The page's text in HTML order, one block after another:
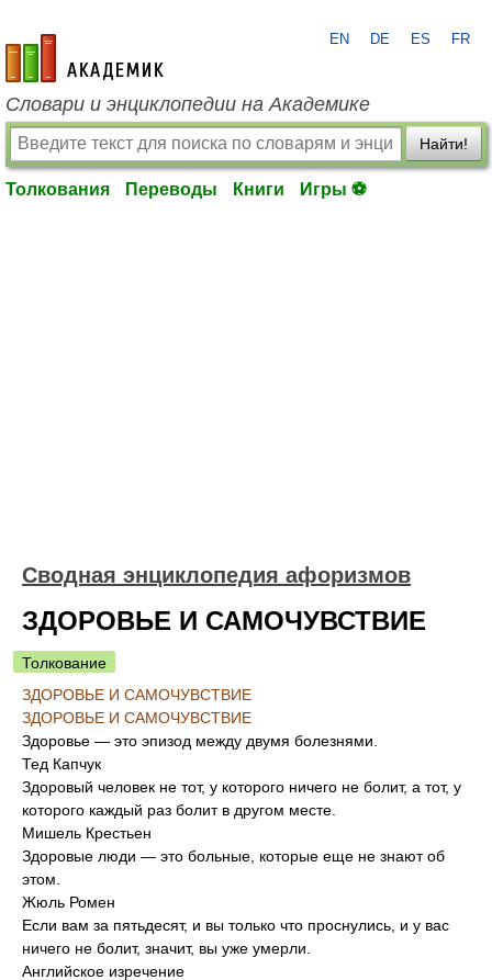
academic.ru
EN DE ES FR
Словари и энциклопедии на Академике
Найти!
Толкования Переводы Книги Игры ⚽
Сводная энциклопедия афоризмов
ЗДОРОВЬЕ И САМОЧУВСТВИЕ
Толкование
ЗДОРОВЬЕ И САМОЧУВСТВИЕ
ЗДОРОВЬЕ И САМОЧУВСТВИЕ
Здоровье — это эпизод между двумя болезнями.
Тед Капчук
Здоровый человек не тот, у которого ничего не болит, а тот, у
которого каждый раз болит в другом месте.
Мишель Крестьен
Здоровые люди — это больные, которые еще не знают об
этом.
Жюль Ромен
Если вам за пятьдесят, и вы только что проснулись, и у вас
ничего не болит, значит, вы уже умерли.
Английское изречение